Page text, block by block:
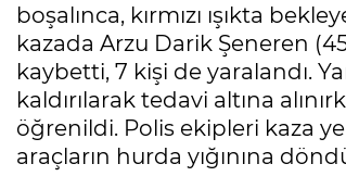
boşalınca, kırmızı ışıkta
kazada Arzu Darik Şeneren
kaybetti, 7 kişi de yaralandı.
kaldırılarak tedavi altına
öğrenildi. Polis ekipleri kaza
araçların hurda yığınına